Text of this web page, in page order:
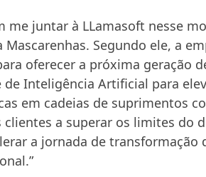
me juntar à LLamasoft nesse
Mascarenhas. Segundo ele, a
oferecer a próxima geração
de Inteligência Artificial para
em cadeias de suprimentos
clientes a superar os limites do
a jornada de transformação